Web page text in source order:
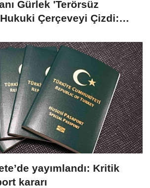
Gürlek 'Terörsüz
Çerçeveyi Çizdi:
yayımlandı: Kritik
kararı